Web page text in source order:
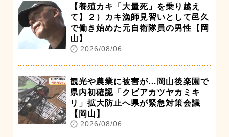
【養殖カキ「大量死」を乗り越え
て】２）カキ漁師見習いとして邑久
で働き始めた元自衛隊員の男性【岡
山】
2026/08/06
観光や農業に被害が…岡山後楽園で
県内初確認「クビアカツヤカミキ
リ」拡大防止へ県が緊急対策会議
【岡山】
2026/08/06